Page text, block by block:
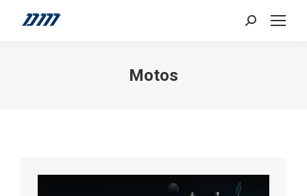
Search:
Motos